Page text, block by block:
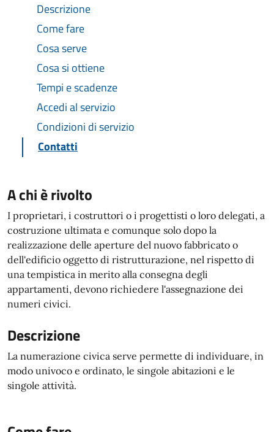
Descrizione
Come fare
Cosa serve
Cosa si ottiene
Tempi e scadenze
Accedi al servizio
Condizioni di servizio
Contatti
A chi è rivolto
I proprietari, i costruttori o i progettisti o loro delegati, a
costruzione ultimata e comunque solo dopo la
realizzazione delle aperture del nuovo fabbricato o
dell'edificio oggetto di ristrutturazione, nel rispetto di
una tempistica in merito alla consegna degli
appartamenti, devono richiedere l'assegnazione dei
numeri civici.
Descrizione
La numerazione civica serve permette di individuare, in
modo univoco e ordinato, le singole abitazioni e le
singole attività.